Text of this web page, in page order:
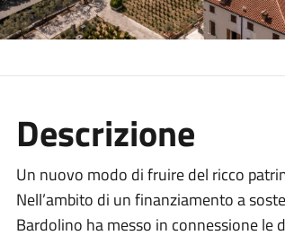
Descrizione
Un nuovo modo di fruire del ricco
Nell’ambito di un finanziamento a
Bardolino ha messo in connessione